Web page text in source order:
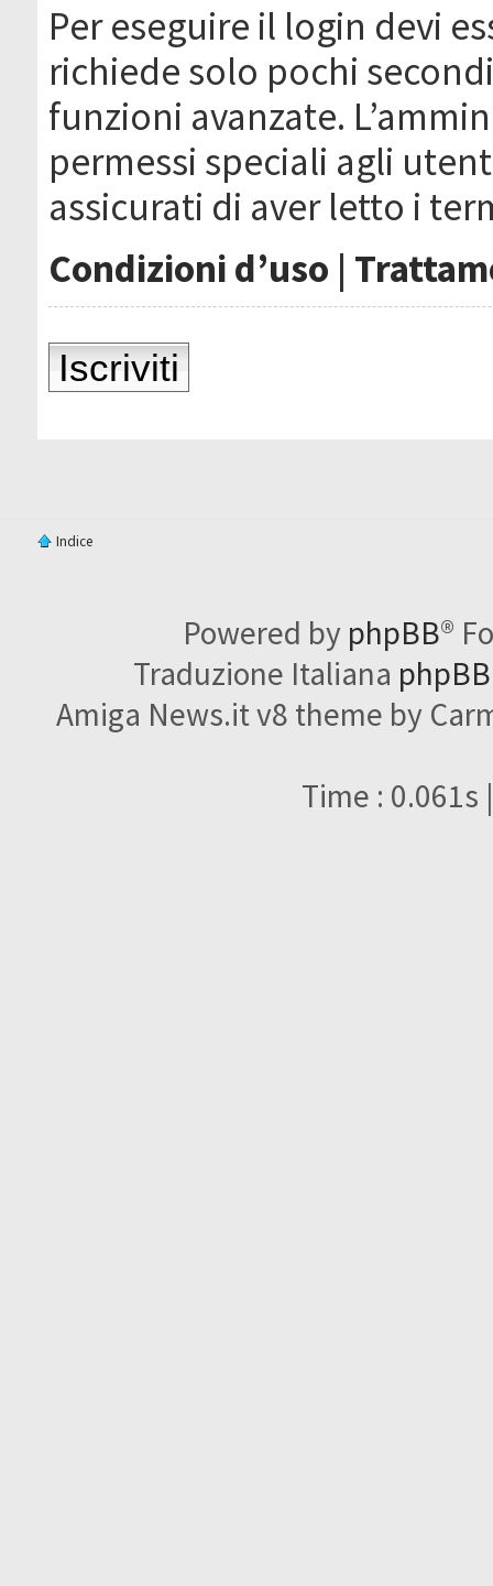
Per eseguire il login devi
richiede solo pochi
funzioni avanzate.
permessi speciali agli
assicurati di aver letto i
Condizioni d’uso |
Iscriviti
Indice
Powered by phpBB®
Traduzione Italiana
Amiga News.it v8 theme by
Time : 0.061s